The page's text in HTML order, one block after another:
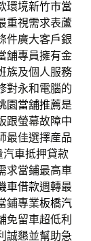
環境新竹市當
重視需求表蘆
件廣大客戶銀
舖專員擁有金
族及個人服務
對永和電腦的
園當舖推薦是
跟螢幕故障中
最佳選擇産品
車抵押貸款
求當鋪最高車
車借款週轉最
鋪專業板橋汽
免留車超低利
誠懇並幫助急